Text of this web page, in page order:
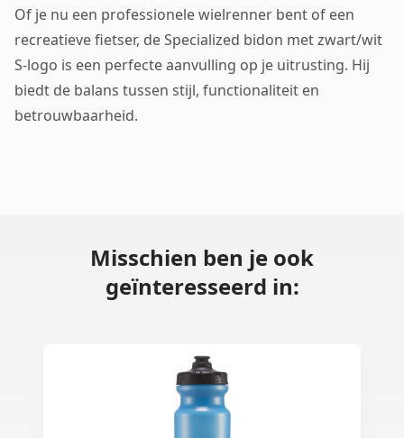
Of je nu een professionele wielrenner bent of een
recreatieve fietser, de Specialized bidon met zwart/wit
S-logo is een perfecte aanvulling op je uitrusting. Hij
biedt de balans tussen stijl, functionaliteit en
betrouwbaarheid.
Misschien ben je ook
geïnteresseerd in: